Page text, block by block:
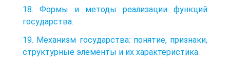
18. Формы и методы реализации функций
государства.
19. Механизм государства: понятие, признаки,
структурные элементы и их характеристика.